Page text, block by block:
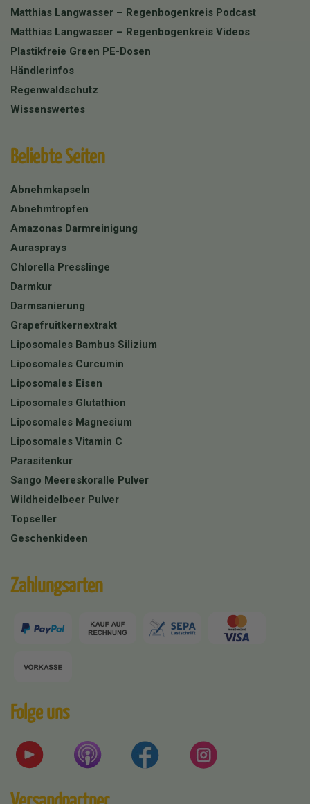
Matthias Langwasser – Regenbogenkreis Podcast
Matthias Langwasser – Regenbogenkreis Videos
Plastikfreie Green PE-Dosen
Händlerinfos
Regenwaldschutz
Wissenswertes
Beliebte Seiten
Abnehmkapseln
Abnehmtropfen
Amazonas Darmreinigung
Aurasprays
Chlorella Presslinge
Darmkur
Darmsanierung
Grapefruitkernextrakt
Liposomales Bambus Silizium
Liposomales Curcumin
Liposomales Eisen
Liposomales Glutathion
Liposomales Magnesium
Liposomales Vitamin C
Parasitenkur
Sango Meereskoralle Pulver
Wildheidelbeer Pulver
Topseller
Geschenkideen
Zahlungsarten
Folge uns